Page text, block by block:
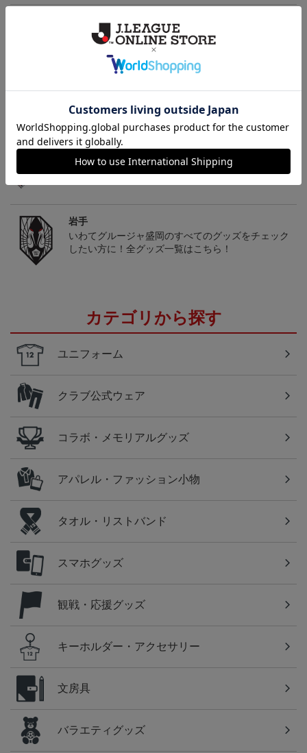
ヘルプページ
岩手
こだわりのデザインに注目！タオルマフラーは応援
の必須アイテム！
岩手
いわてグルージャ盛岡のすべてのグッズをチェック
したい方に！全グッズ一覧はこちら！
カテゴリから探す
ユニフォーム
クラブ公式ウェア
コラボ・メモリアルグッズ
アパレル・ファッション小物
タオル・リストバンド
スマホグッズ
観戦・応援グッズ
キーホルダー・アクセサリー
文房具
バラエティグッズ